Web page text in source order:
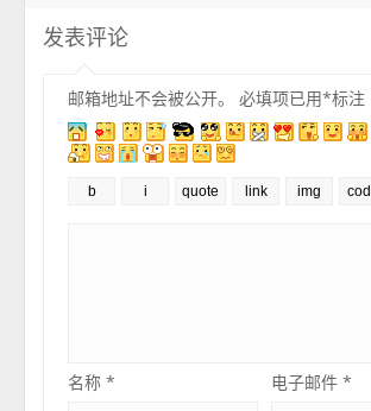
发表评论
邮箱地址不会被公开。 必填项已用*标注
名称* 电子邮件*